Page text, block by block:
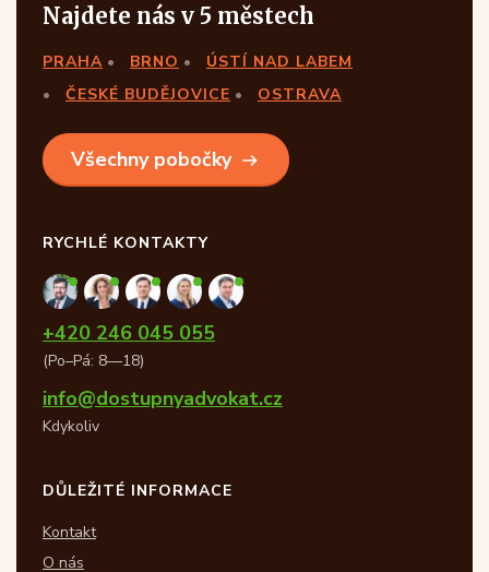
Najdete nás v 5 městech
PRAHA BRNO
ÚSTÍ NAD LABEM
ČESKÉ BUDĚJOVICE
OSTRAVA
Všechny pobočky
RYCHLÉ KONTAKTY
+420 246 045 055
(Po–Pá: 8—18)
info@dostupnyadvokat.cz
Kdykoliv
DŮLEŽITÉ INFORMACE
Kontakt
O nás